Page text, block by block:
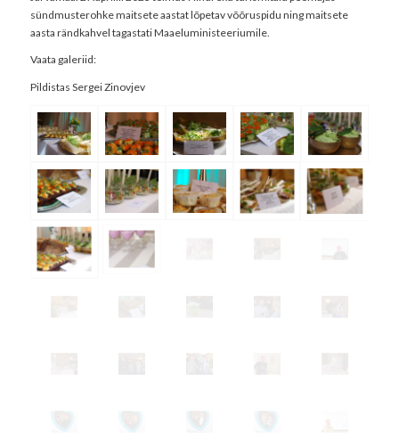
sündmusterohke maitsete aastat lõpetav võõruspidu ning maitsete
aasta rändkahvel tagastati Maaeluministeeriumile.
Vaata galeriid:
Pildistas Sergei Zinovjev